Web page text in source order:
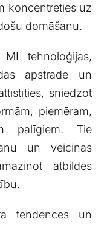
‌koncentrēties uz
domāšanu.
MI tehnoloģijas,
apstrāde un
sniedzot
piemēram,
palīgiem. Tie
un veicinās
atbildes
​tendences un